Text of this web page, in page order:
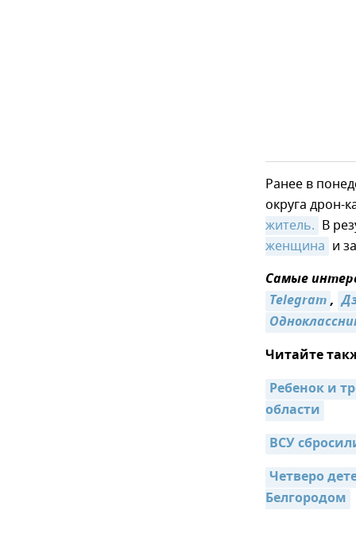
Ранее в
округа дрон-
житель. В
женщина и
Самые
Telegram,
Читайте
Ребенок и
области
ВСУ
Четверо
Белгородом